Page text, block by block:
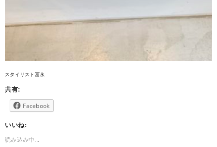
スタイリスト冨永
共有:
Facebook
いいね:
読み込み中...